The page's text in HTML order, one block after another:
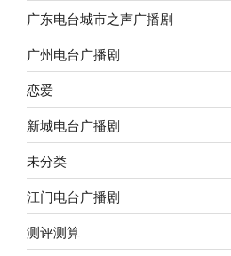
广东电台城市之声广播剧
广州电台广播剧
恋爱
新城电台广播剧
未分类
江门电台广播剧
测评测算